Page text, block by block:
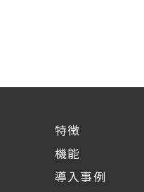
特徴
機能
導入事例